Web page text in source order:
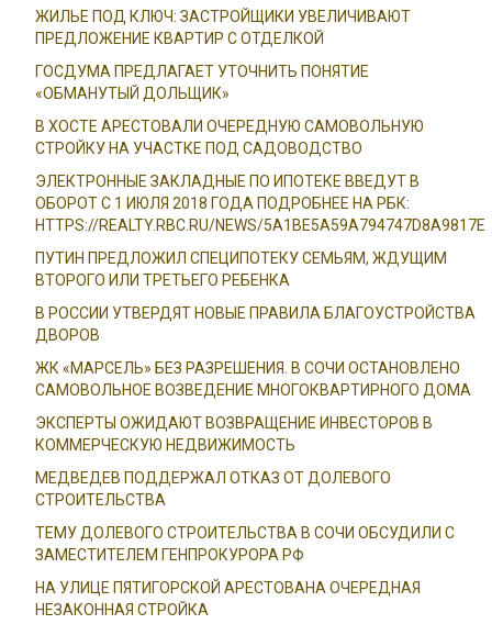
ЖИЛЬЕ ПОД КЛЮЧ: ЗАСТРОЙЩИКИ УВЕЛИЧИВАЮТ
ПРЕДЛОЖЕНИЕ КВАРТИР С ОТДЕЛКОЙ
ГОСДУМА ПРЕДЛАГАЕТ УТОЧНИТЬ ПОНЯТИЕ
«ОБМАНУТЫЙ ДОЛЬЩИК»
В ХОСТЕ АРЕСТОВАЛИ ОЧЕРЕДНУЮ САМОВОЛЬНУЮ
СТРОЙКУ НА УЧАСТКЕ ПОД САДОВОДСТВО
ЭЛЕКТРОННЫЕ ЗАКЛАДНЫЕ ПО ИПОТЕКЕ ВВЕДУТ В
ОБОРОТ С 1 ИЮЛЯ 2018 ГОДА ПОДРОБНЕЕ НА РБК:
HTTPS://REALTY.RBC.RU/NEWS/5A1BE5A59A794747D8A9817E
ПУТИН ПРЕДЛОЖИЛ СПЕЦИПОТЕКУ СЕМЬЯМ, ЖДУЩИМ
ВТОРОГО ИЛИ ТРЕТЬЕГО РЕБЕНКА
В РОССИИ УТВЕРДЯТ НОВЫЕ ПРАВИЛА БЛАГОУСТРОЙСТВА
ДВОРОВ
ЖК «МАРСЕЛЬ» БЕЗ РАЗРЕШЕНИЯ. В СОЧИ ОСТАНОВЛЕНО
САМОВОЛЬНОЕ ВОЗВЕДЕНИЕ МНОГОКВАРТИРНОГО ДОМА
ЭКСПЕРТЫ ОЖИДАЮТ ВОЗВРАЩЕНИЕ ИНВЕСТОРОВ В
КОММЕРЧЕСКУЮ НЕДВИЖИМОСТЬ
МЕДВЕДЕВ ПОДДЕРЖАЛ ОТКАЗ ОТ ДОЛЕВОГО
СТРОИТЕЛЬСТВА
ТЕМУ ДОЛЕВОГО СТРОИТЕЛЬСТВА В СОЧИ ОБСУДИЛИ С
ЗАМЕСТИТЕЛЕМ ГЕНПРОКУРОРА РФ
НА УЛИЦЕ ПЯТИГОРСКОЙ АРЕСТОВАНА ОЧЕРЕДНАЯ
НЕЗАКОННАЯ СТРОЙКА